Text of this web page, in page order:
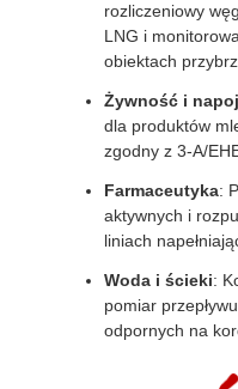
rozliczeniowy
LNG i
obiektach
Żywność i
dla produktów
zgodny z 3-A/
Farmaceutyka:
aktywnych i
liniach
Woda i ścieki:
pomiar
odpornych na